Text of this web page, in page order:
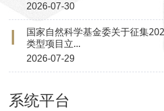
系统平台
2026-07-30
国家自然科学基金委关于征集
类型项目立...
2026-07-29